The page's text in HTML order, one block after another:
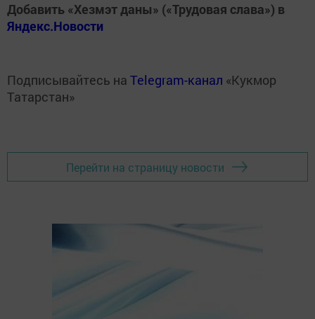
Добавить «Хезмэт даны» («Трудовая слава») в
Яндекс.Новости
Подписывайтесь на Telegram-канал «Кукмор
Татарстан»
Перейти на страницу новости